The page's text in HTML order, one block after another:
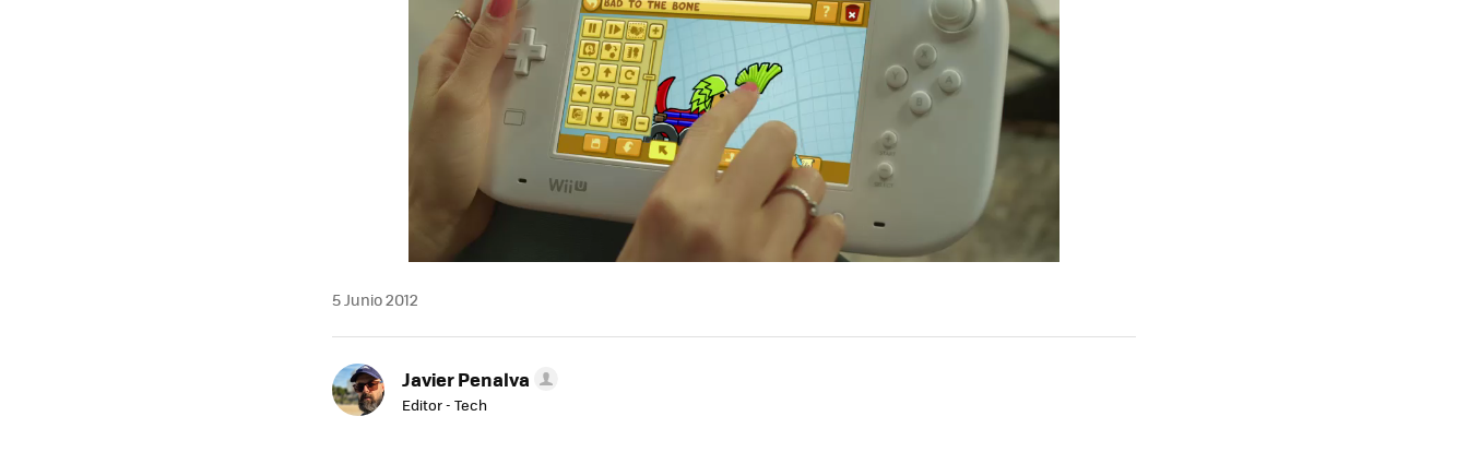
5 Junio 2012
Javier Penalva
Editor - Tech